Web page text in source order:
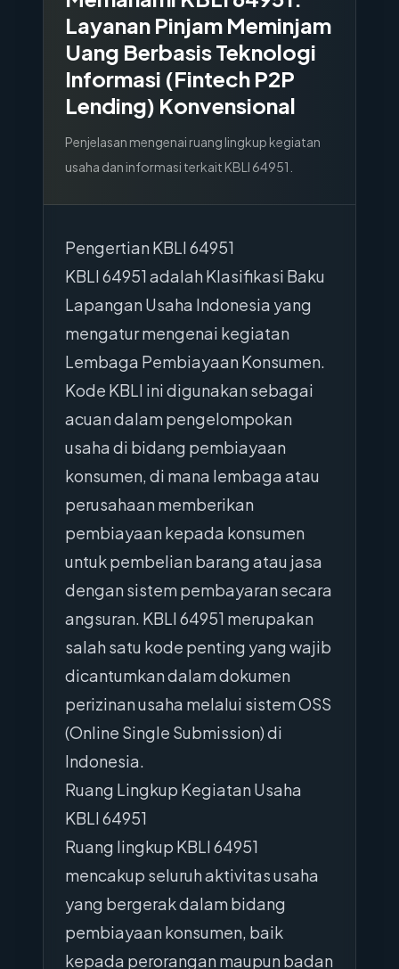
Layanan Pinjam Meminjam
Uang Berbasis Teknologi
Informasi (Fintech P2P
Lending) Konvensional
Penjelasan mengenai ruang lingkup kegiatan
usaha dan informasi terkait KBLI 64951
Pengertian KBLI 64951
KBLI 64951 adalah Klasifikasi Baku
Lapangan Usaha Indonesia yang
mengatur mengenai kegiatan
Lembaga Pembiayaan Konsumen.
Kode KBLI ini digunakan sebagai
acuan dalam pengelompokan
usaha di bidang pembiayaan
konsumen, di mana lembaga atau
perusahaan memberikan
pembiayaan kepada konsumen
untuk pembelian barang atau jasa
dengan sistem pembayaran secara
angsuran. KBLI 64951 merupakan
salah satu kode penting yang wajib
dicantumkan dalam dokumen
perizinan usaha melalui sistem OSS
(Online Single Submission) di
Indonesia.
Ruang Lingkup Kegiatan Usaha
KBLI 64951
Ruang lingkup KBLI 64951
mencakup seluruh aktivitas usaha
yang bergerak dalam bidang
pembiayaan konsumen, baik
kepada perorangan maupun badan